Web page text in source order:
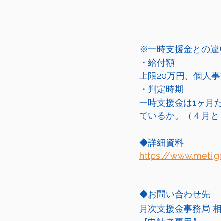
※一時支援金との違
・給付額
上限20万円、個人
・判定時期
一時支援金は1ヶ月
ているか。（４月
◆詳細資料
https://
◆お問い合わせ先
月次支援金事務局